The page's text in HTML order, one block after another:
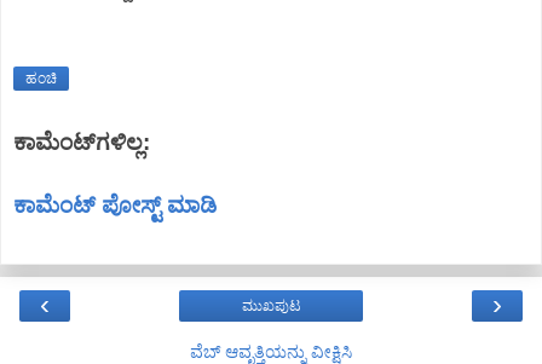
ಹಂಚಿ
ಕಾಮೆಂಟ್‌ಗಳಿಲ್ಲ:
ಕಾಮೆಂಟ್‌‌ ಪೋಸ್ಟ್‌ ಮಾಡಿ
‹ ›
ಮುಖಪುಟ
ವೆಬ್‌ ಆವೃತ್ತಿಯನ್ನು ವೀಕ್ಷಿಸಿ